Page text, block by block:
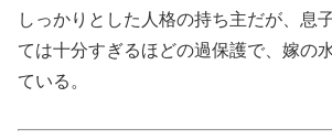
しっかりとした人格の持ち主だが、息
ては十分すぎるほどの過保護で、嫁の
ている。